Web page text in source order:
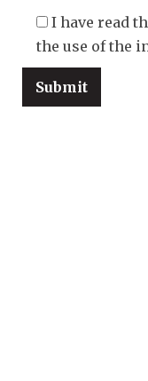
I have read
the use of the